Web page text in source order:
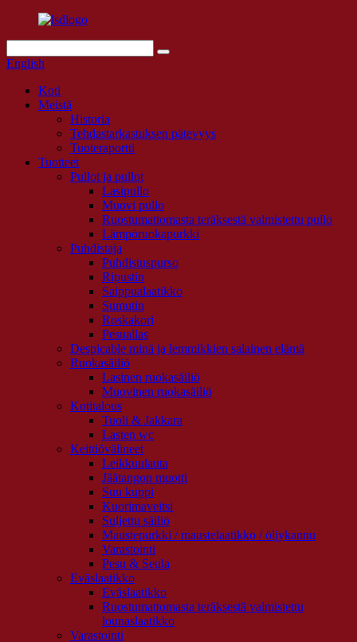
English
Koti
Meistä
Historia
Tehdastarkastuksen pätevyys
Tuoteraportti
Tuotteet
Pullot ja pullot
Lasipullo
Muovi pullo
Ruostumattomasta teräksestä valmistettu pullo
Lämpöruokapurkki
Puhdistaja
Puhdistuspurso
Ripustin
Saippualaatikko
Sumutin
Roskakori
Pesuallas
Despicable minä ja lemmikkien salainen elämä
Ruokasäiliö
Lasinen ruokasäiliö
Muovinen ruokasäiliö
Kotitalous
Tuoli & Jakkara
Lasten wc
Keittiövälineet
Leikkuulauta
Jäätangon muotti
Suu kuppi
Kuorimaveitsi
Suljettu säiliö
Maustepurkki / maustelaatikko / öljykannu
Varastointi
Pesu & Seula
Eväslaatikko
Eväslaatikko
Ruostumattomasta teräksestä valmistettu
lounaslaatikko
Varastointi